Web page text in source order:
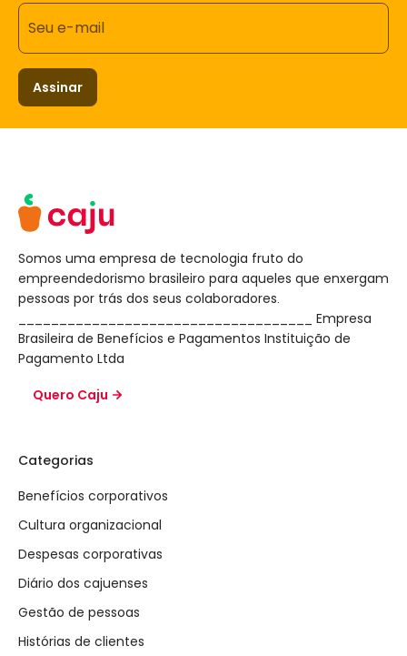
Seu e-mail
Assinar
Somos uma empresa de tecnologia fruto do
empreendedorismo brasileiro para aqueles que enxergam
pessoas por trás dos seus colaboradores.
____________________________________ Empresa
Brasileira de Benefícios e Pagamentos Instituição de
Pagamento Ltda
Quero Caju
Categorias
Benefícios corporativos
Cultura organizacional
Despesas corporativas
Diário dos cajuenses
Gestão de pessoas
Histórias de clientes